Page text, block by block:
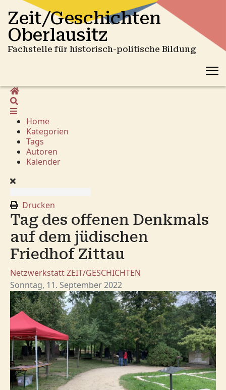
Zeit/Geschichten
Oberlausitz
Fachstelle für historisch-politische Bildung
Home
Home
Kategorien
Tags
Autoren
Kalender
Drucken
Tag des offenen Denkmals
auf dem jüdischen
Friedhof Zittau
NetzwerkstattZEIT/GESCHICHTEN
Sonntag, 11. September 2022